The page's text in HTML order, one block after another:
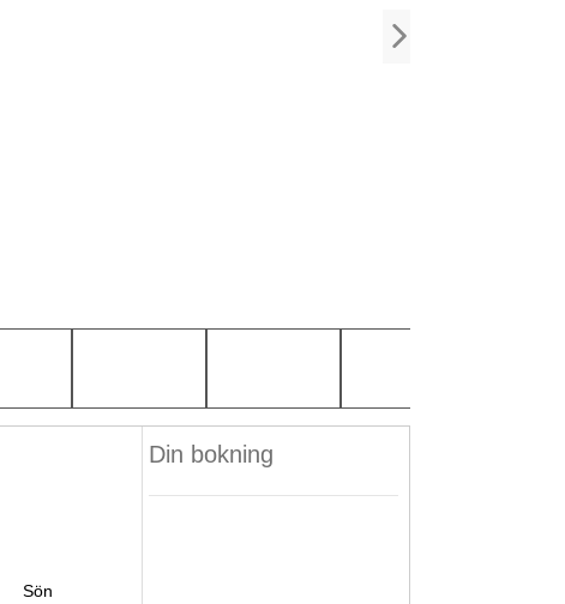
Sön
Din bokning